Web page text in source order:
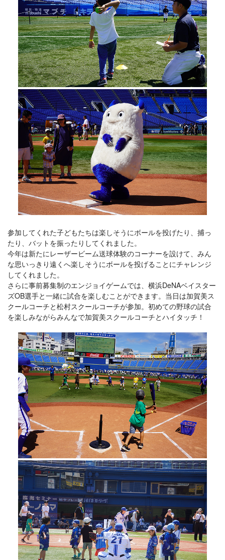
参加してくれた子どもたちは楽しそうにボールを投げたり、捕っ
たり、バットを振ったりしてくれました。
今年は新たにレーザービーム送球体験のコーナーを設けて、みん
な思いっきり遠くへ楽しそうにボールを投げることにチャレンジ
してくれました。
さらに事前募集制のエンジョイゲームでは、横浜DeNAベイスター
ズOB選手と一緒に試合を楽しむことができます。当日は加賀美ス
クールコーチと松村スクールコーチが参加。初めての野球の試合
を楽しみながらみんなで加賀美スクールコーチとハイタッチ！